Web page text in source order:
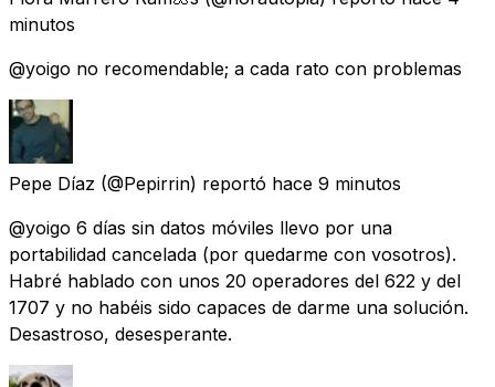
minutos
@yoigo no recomendable; a cada rato con problemas
Pepe Díaz (@Pepirrin) reportó hace 9 minutos
@yoigo 6 días sin datos móviles llevo por una
portabilidad cancelada (por quedarme con vosotros).
Habré hablado con unos 20 operadores del 622 y del
1707 y no habéis sido capaces de darme una solución.
Desastroso, desesperante.